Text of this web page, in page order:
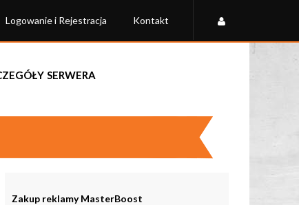
Logowanie i Rejestracja Kontakt
serwera
Zakup reklamy MasterBoost